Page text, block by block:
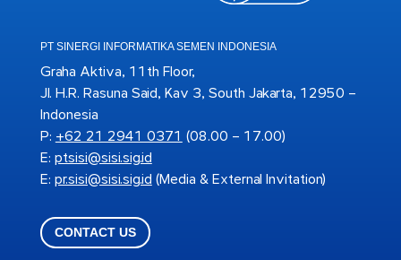
PT SINERGI INFORMATIKA SEMEN INDONESIA
Graha Aktiva, 11th Floor,
Jl. H.R. Rasuna Said, Kav 3, South Jakarta, 12950 –
Indonesia
P: +62 21 2941 0371 (08.00 – 17.00)
E: ptsisi@sisi.sig.id
E: pr.sisi@sisi.sig.id (Media & External Invitation)
CONTACT US